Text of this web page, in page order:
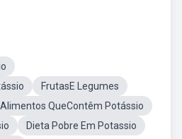
FrutasE Legumes
Alimentos QueContêm Potássio
Dieta Pobre Em Potassio